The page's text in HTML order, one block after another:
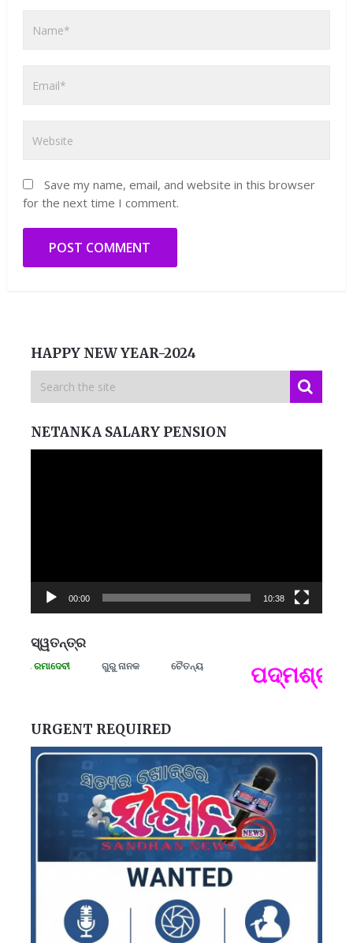
Save my name, email, and website in this browser
for the next time I comment.
HAPPY NEW YEAR-2024
NETANKA SALARY PENSION
00:00 10:38
ସ୍ୱତନ୍ତ୍ର
ରମାଦେବୀ ଗୁରୁ ନାନକ ଚୈତନ୍ୟ ପଦ୍ମଶ୍ରୀ
URGENT REQUIRED